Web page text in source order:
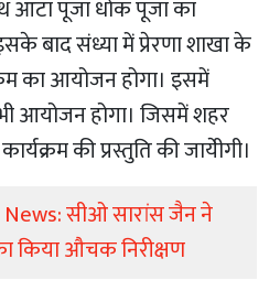
आटा पूजा धोक पूजा का
बाद संध्या में प्रेरणा शाखा के
का आयोजन होगा। इसमें
आयोजन होगा। जिसमें शहर
की प्रस्तुति की जायेीगी।
सीओ सारांस जैन ने
किया औचक निरीक्षण